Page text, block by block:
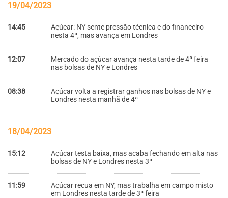
19/04/2023
14:45
Açúcar: NY sente pressão técnica e do financeiro
nesta 4ª, mas avança em Londres
12:07
Mercado do açúcar avança nesta tarde de 4ª feira
nas bolsas de NY e Londres
08:38
Açúcar volta a registrar ganhos nas bolsas de NY e
Londres nesta manhã de 4ª
18/04/2023
15:12
Açúcar testa baixa, mas acaba fechando em alta nas
bolsas de NY e Londres nesta 3ª
11:59
Açúcar recua em NY, mas trabalha em campo misto
em Londres nesta tarde de 3ª feira